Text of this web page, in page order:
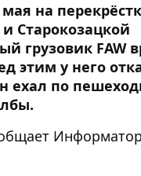
мая на
Старокозацкой
грузовик FAW
этим у него
ехал по
Информатор